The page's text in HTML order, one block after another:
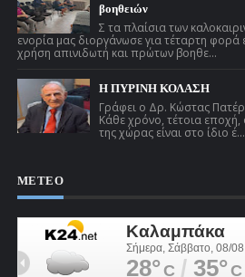
βοηθειών
Σ τα πλαίσια των
ενορία μας διοργάνωσε για τέταρτη
χρήση απινιδωτή και πρώτων βοηθε...
Η ΠΥΡΙΝΗ ΚΟΛΑΣΗ
Γράφει ο Δρ. Κώστας
Κάθε χρόνο, τέτοια εποχή,
της χώρας είναι στο ίδιο έ...
ΜΕΤΕΟ